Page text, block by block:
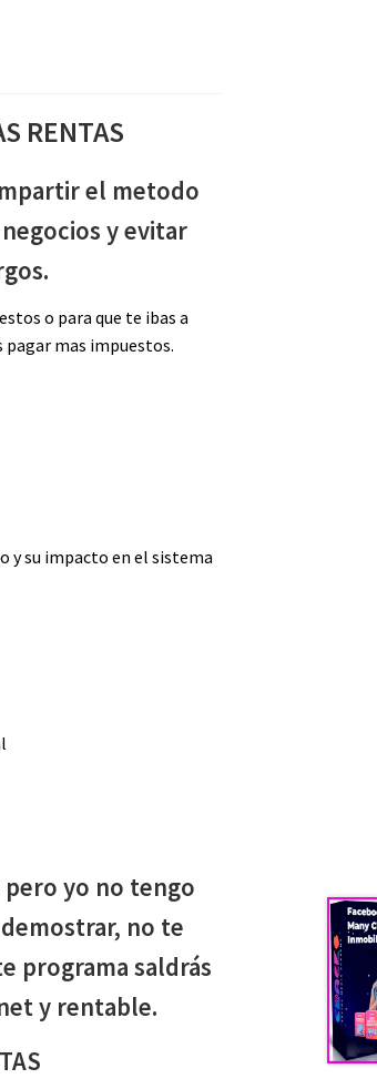
RENTAS
el metodo
y evitar
o para que te ibas a
mas impuestos.
y su impacto en el sistema
yo no tengo
no te
programa saldrás
y rentable.